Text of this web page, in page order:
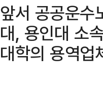
앞서 공공운
대, 용인대 소
대학의 용역업